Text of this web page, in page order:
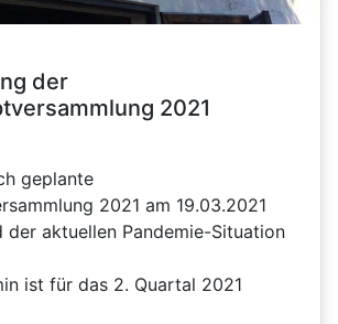
der
2021
geplante
2021 am 19.03.2021
der aktuellen Pandemie-Situation
ist für das 2. Quartal 2021